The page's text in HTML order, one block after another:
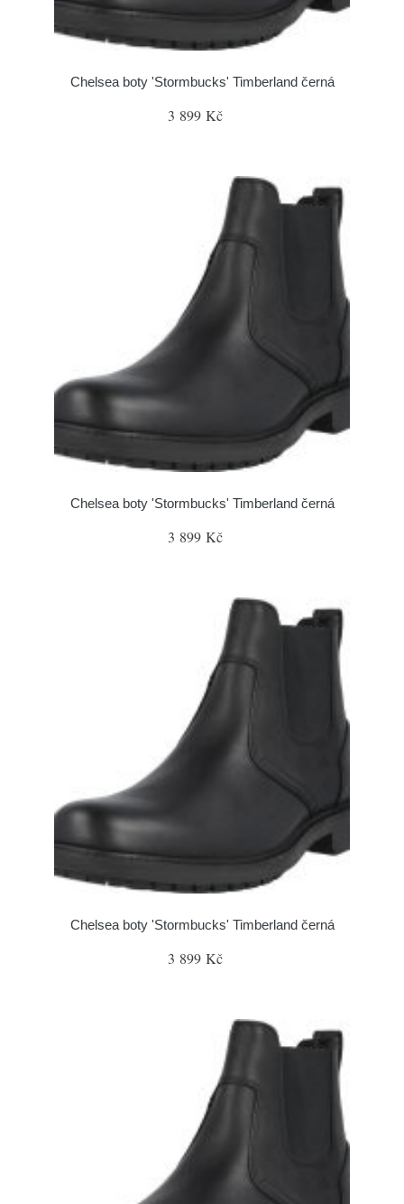
Chelsea boty 'Stormbucks' Timberland černá
3 899 Kč
Chelsea boty 'Stormbucks' Timberland černá
3 899 Kč
Chelsea boty 'Stormbucks' Timberland černá
3 899 Kč